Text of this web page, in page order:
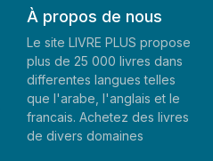
À propos de nous
Le site LIVRE PLUS propose
plus de 25 000 livres dans
differentes langues telles
que l'arabe, l'anglais et le
francais. Achetez des livres
de divers domaines